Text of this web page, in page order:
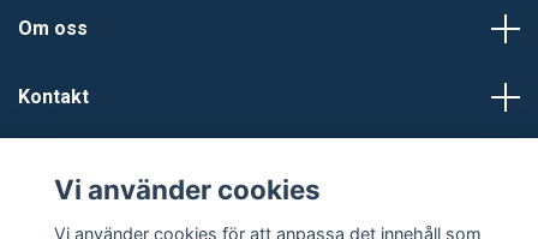
Om oss
Kontakt
Sociala medier
Vi använder cookies
Vi använder cookies för att anpassa det innehåll som